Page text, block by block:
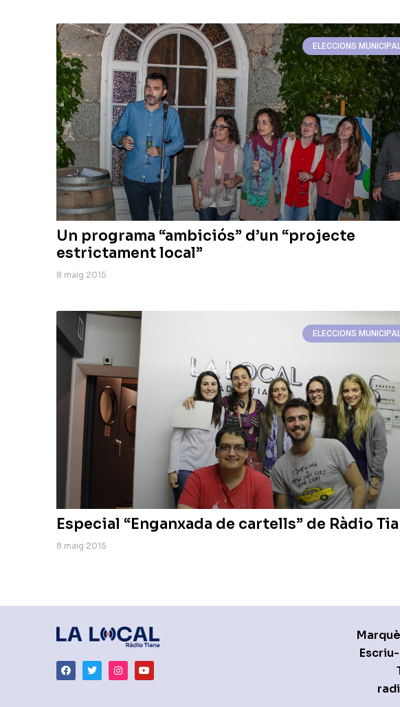
ELECCIONS
Un programa “ambiciós” d’un “projecte
estrictament local”
8 maig 2015
ELECCIONS
Especial “Enganxada de cartells” de Ràdio
8 maig 2015